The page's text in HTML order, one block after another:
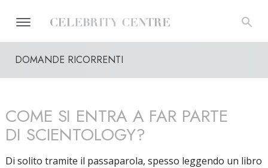
DOMANDE RICORRENTI
COME SI ENTRA A FAR PARTE
DI SCIENTOLOGY?
Di solito tramite il passaparola, spesso leggendo un libro